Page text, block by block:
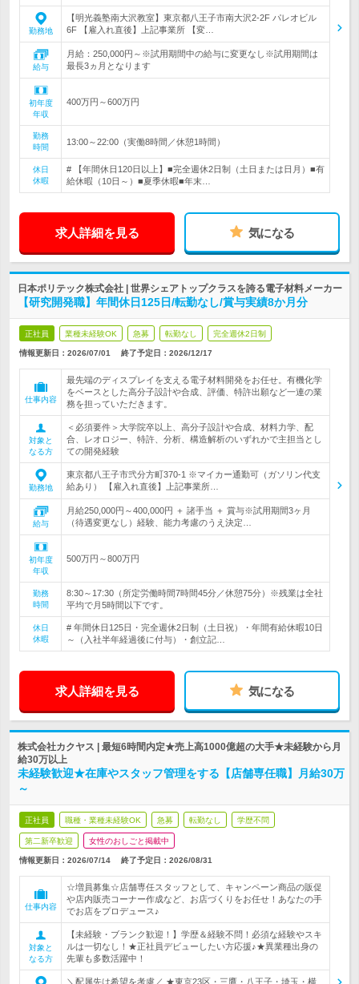
勤務地
【明光義塾南大沢教室】東京都八王子市南大沢2-2F パレオビル
6F 【雇入れ直後】上記事業所 【変…
給与
月給：250,000円～※試用期間中の給与に変更なし※試用期間は
最長3ヵ月となります
初年度
年収
400万円～600万円
勤務
時間
13:00～22:00（実働8時間／休憩1時間）
休日
休暇
# 【年間休日120日以上】■完全週休2日制（土日または日月）■有
給休暇（10日～）■夏季休暇■年末…
求人詳細を見る 気になる
日本ポリテック株式会社 | 世界シェアトップクラスを誇る電子材料メーカー
【研究開発職】年間休日125日/転勤なし/賞与実績8か月分
正社員 業種未経験OK 急募 転勤なし 完全週休2日制
情報更新日：2026/07/01 終了予定日： 2026/12/17
仕事内容
最先端のディスプレイを支える電子材料開発をお任せ。有機化学
をベースとした高分子設計や合成、評価、特許出願など一連の業
務を担っていただきます。
対象と
なる方
＜必須要件＞大学院卒以上、高分子設計や合成、材料力学、配
合、レオロジー、特許、分析、構造解析のいずれかで主担当とし
ての開発経験
勤務地
東京都八王子市弐分方町370-1 ※マイカー通勤可（ガソリン代支
給あり） 【雇入れ直後】上記事業所…
給与
月給250,000円～400,000円 ＋ 諸手当 ＋ 賞与※試用期間3ヶ月
（待遇変更なし）経験、能力考慮のうえ決定…
初年度
年収
500万円～800万円
勤務
時間
8:30～17:30（所定労働時間7時間45分／休憩75分）※残業は全社
平均で月5時間以下です。
休日
休暇
# 年間休日125日・完全週休2日制（土日祝）・年間有給休暇10日
～（入社半年経過後に付与）・創立記…
求人詳細を見る 気になる
株式会社カクヤス | 最短6時間内定★売上高1000億超の大手★未経験から月
給30万以上
未経験歓迎★在庫やスタッフ管理をする【店舗専任職】月給30万
～
正社員 職種・業種未経験OK 急募 転勤なし 学歴不問
第二新卒歓迎 女性のおしごと掲載中
情報更新日：2026/07/14 終了予定日： 2026/08/31
仕事内容
☆増員募集☆店舗専任スタッフとして、キャンペーン商品の販促
や店内販売コーナー作成など、お店づくりをお任せ！あなたの手
でお店をプロデュース♪
対象と
なる方
【未経験・ブランク歓迎！】学歴＆経験不問！必須な経験やスキ
ルは一切なし！★正社員デビューしたい方応援♪★異業種出身の
先輩も多数活躍中！
＼配属先は希望を考慮／ ★東京23区・三鷹・八王子・埼玉・横